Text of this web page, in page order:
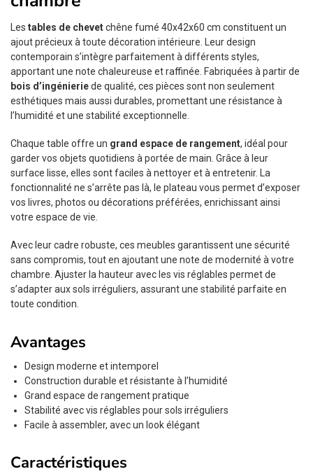
Les tables de chevetchêne fumé 40x42x60 cm constituent un
ajout précieux à toute décoration intérieure. Leur design
contemporain s’intègre parfaitement à différents styles,
apportant une note chaleureuse et raffinée. Fabriquées à partir de
bois d’ingénieriede qualité, ces pièces sont non seulement
esthétiques mais aussi durables, promettant une résistance à
l’humidité et une stabilité exceptionnelle.
Chaque table offre un grand espace de rangement, idéal pour
garder vos objets quotidiens à portée de main. Grâce à leur
surface lisse, elles sont faciles à nettoyer et à entretenir. La
fonctionnalité ne s’arrête pas là, le plateau vous permet d’exposer
vos livres, photos ou décorations préférées, enrichissant ainsi
votre espace de vie.
Avec leur cadre robuste, ces meubles garantissent une sécurité
sans compromis, tout en ajoutant une note de modernité à votre
chambre. Ajuster la hauteur avec les vis réglables permet de
s’adapter aux sols irréguliers, assurant une stabilité parfaite en
toute condition.
Avantages
Design moderne et intemporel
Construction durable et résistante à l’humidité
Grand espace de rangement pratique
Stabilité avec vis réglables pour sols irréguliers
Facile à assembler, avec un look élégant
Caractéristiques